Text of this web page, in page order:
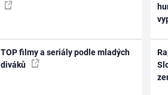
TOP filmy a seriály podle mladých
diváků